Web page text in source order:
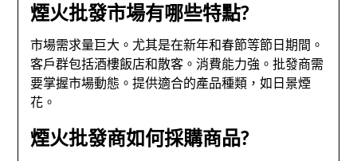
煙火批發市場有哪些特點?
市場需求量巨大。尤其是在新年和春節等節日期間。
客戶群包括酒樓飯店和散客。消費能力強。批發商需
要掌握市場動態。提供適合的產品種類，如日景煙
花。
煙火批發商如何採購商品?